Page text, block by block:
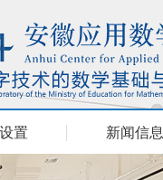
置 新闻信息